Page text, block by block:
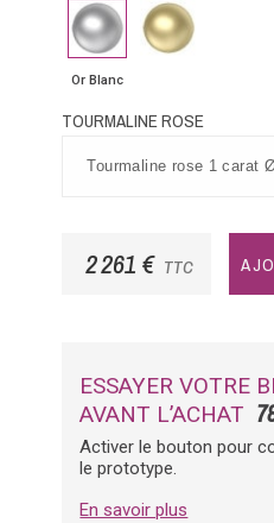
Or
Blanc
Or Blanc
Or
Jaune
TOURMALINE ROSE
2 261 € TTC
ESSAYER VOTRE
AVANT L’ACHAT
Activer le bouton pour
le prototype.
En savoir plus